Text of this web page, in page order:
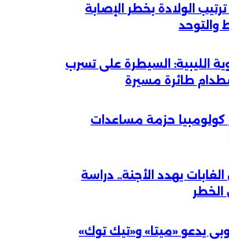
الولادة بخطر الإصابة
والتوحد
الليبية: السيطرة على تسرب
طائرة مسيرة
كولومبيا حزمة مساعدات
يهدد الأجنة.. دراسة
يدعو «ميتا» و«تيك توك»